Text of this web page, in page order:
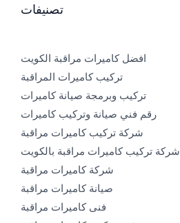
تصنيفات
افضل كاميرات مراقبة الكويت
تركيب كاميرات المراقبة
تركيب وبرمجة صيانة كاميرات
رقم فني صيانة وتركيب كاميرات
شركة تركيب كاميرات مراقبة
شركة تركيب كاميرات مراقبة بالكويت
شركة كاميرات مراقبة
صيانة كاميرات مراقبة
فنى كاميرات مراقبة